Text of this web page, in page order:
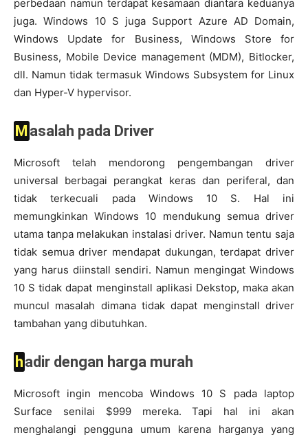
perbedaan namun terdapat kesamaan diantara keduanya
juga. Windows 10 S juga Support Azure AD Domain,
Windows Update for Business, Windows Store for
Business, Mobile Device management (MDM), Bitlocker,
dll. Namun tidak termasuk Windows Subsystem for Linux
dan Hyper-V hypervisor.
Masalah pada Driver
Microsoft telah mendorong pengembangan driver
universal berbagai perangkat keras dan periferal, dan
tidak terkecuali pada Windows 10 S. Hal ini
memungkinkan Windows 10 mendukung semua driver
utama tanpa melakukan instalasi driver. Namun tentu saja
tidak semua driver mendapat dukungan, terdapat driver
yang harus diinstall sendiri. Namun mengingat Windows
10 S tidak dapat menginstall aplikasi Dekstop, maka akan
muncul masalah dimana tidak dapat menginstall driver
tambahan yang dibutuhkan.
hadir dengan harga murah
Microsoft ingin mencoba Windows 10 S pada laptop
Surface senilai $999 mereka. Tapi hal ini akan
menghalangi pengguna umum karena harganya yang